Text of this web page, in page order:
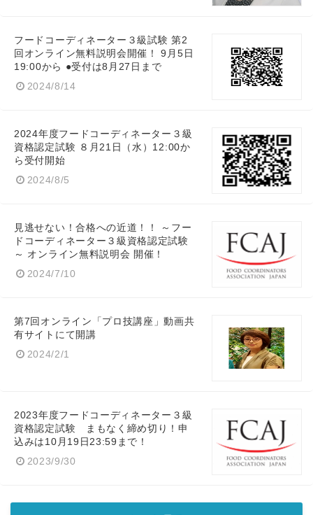
フードコーディネーター３級試験 第2
回オンライン無料説明会開催！ 9月5日
19:00から ●受付は8月27日まで
2024/8/14
2024年度フードコーディネーター３級
資格認定試験 ８月21日（水）12:00か
ら受付開始
2024/8/5
見逃せない！合格への近道！！ ～フー
ドコーディネーター３級資格認定試験
～ オンライン無料説明会 開催！
2024/7/10
第7回オンライン「プロ技講座」動画共
有サイトにて開講
2024/2/1
2023年度フードコーディネーター３級
資格認定試験 まもなく締め切り！申
込みは10月19日23:59まで！
2023/9/30